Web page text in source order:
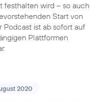
festhalten wird – so auch
Start von
Podcast ist ab sofort auf
Plattformen
2020